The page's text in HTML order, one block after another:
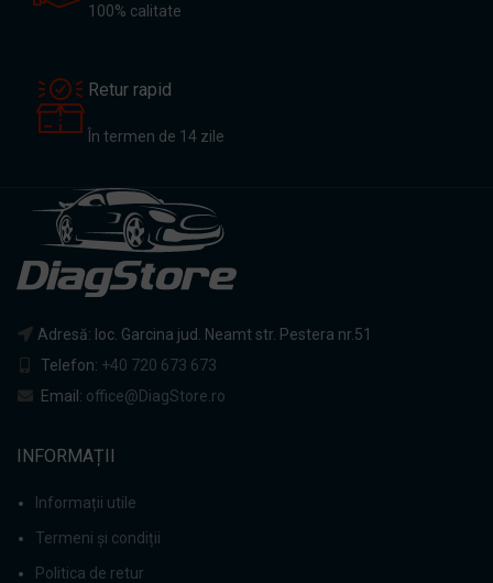
100% calitate
Retur rapid
În termen de 14 zile
Adresă: loc. Garcina jud. Neamt str. Pestera nr.51
Telefon: +40 720 673 673
Email: office@DiagStore.ro
INFORMAȚII
Informații utile
Termeni și condiții
Politica de retur